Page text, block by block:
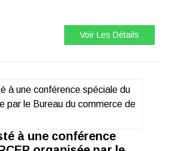
Voir Les Détails
à une conférence